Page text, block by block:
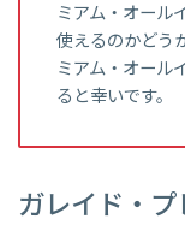
ミアム・オール
使えるのかどう
ミアム・オール
ると幸いです。
ガレイド・